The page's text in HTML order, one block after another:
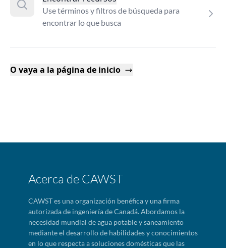
Use términos y filtros de búsqueda para
encontrar lo que busca
O vaya a la página de inicio
Acerca de CAWST
CAWST es una organización benéfica y una firma
autorizada de ingeniería de Canadá. Abordamos la
necesidad mundial de agua potable y saneamiento
mediante el desarrollo de habilidades y conocimientos
en lo que respecta a soluciones domésticas que las